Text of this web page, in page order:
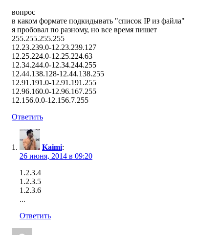
вопрос
в каком формате подкидывать "список IP из файла"
я пробовал по разному, но все время пишет
255.255.255.255
12.23.239.0-12.23.239.127
12.25.224.0-12.25.224.63
12.34.244.0-12.34.244.255
12.44.138.128-12.44.138.255
12.91.191.0-12.91.191.255
12.96.160.0-12.96.167.255
12.156.0.0-12.156.7.255
Ответить
Kaimi:
26 июня, 2014 в 09:20
1.2.3.4
1.2.3.5
1.2.3.6
...
Ответить